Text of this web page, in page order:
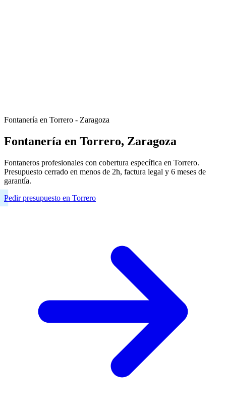
Fontanería en Torrero - Zaragoza
Fontanería en Torrero, Zaragoza
Fontaneros profesionales con cobertura específica en Torrero.
Presupuesto cerrado en menos de 2h, factura legal y 6 meses de
garantía.
Pedir presupuesto en Torrero